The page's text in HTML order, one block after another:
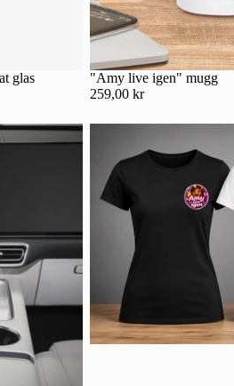
glas
"Amy live igen" mugg
259,00 kr